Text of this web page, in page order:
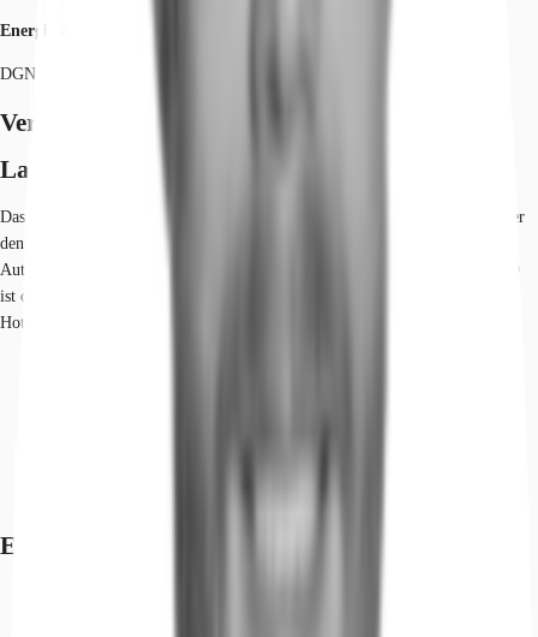
Energieausweis
DGNB: Gold
Verfügbare Fläche
Lage und Verkehrsanbindung
Das Objekt befindet sich am nördlichen Ende der Parkstadt Schwabing. Über
den nahe gelegenen Mittleren Ring sind alle wichtigen Fernstraßen und
Autobahnen schnell und bequem zu erreichen. Die Autobahnauffahrt zur A 9
ist ca. 3 Minuten mit dem Pkw entfernt. Geschäfte des täglichen Bedarfs,
Hotels und Restaurants befinden sich zahlreich in der näheren Umgebung.
Exposé herunterladen